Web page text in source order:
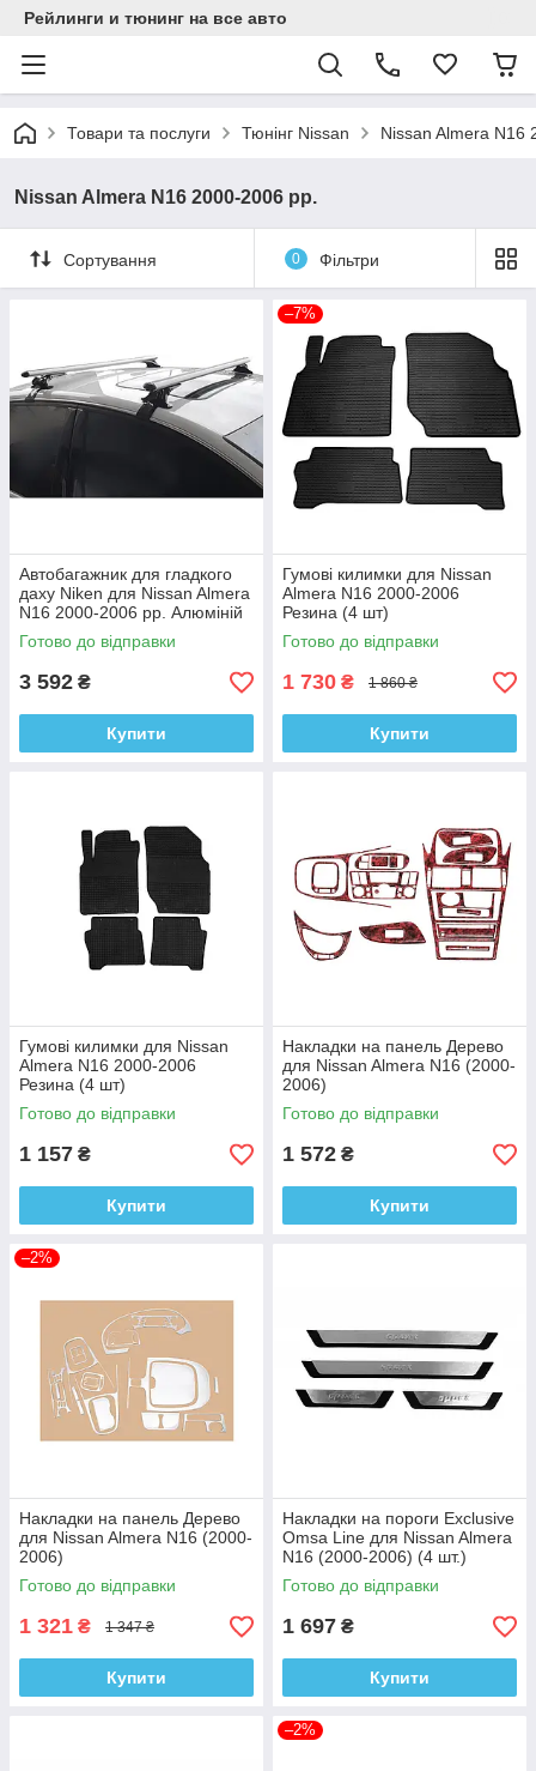
Рейлинги и тюнинг на все авто
Товари та послуги Тюнінг Nissan Nissan Almera N16
Nissan Almera N16 2000-2006 рр.
Сортування 0 Фільтри
Автобагажник для гладкого
даху Niken для Nissan Almera
N16 2000-2006 рр. Алюміній
+ пластик (пара)
Готово до відправки
3 592 ₴
Купити
–7%
Гумові килимки для Nissan
Almera N16 2000-2006
Резина (4 шт)
Готово до відправки
1 730 ₴ 1 860 ₴
Купити
Гумові килимки для Nissan
Almera N16 2000-2006
Резина (4 шт)
Готово до відправки
1 157 ₴
Купити
Накладки на панель Дерево
для Nissan Almera N16 (2000-
2006)
Готово до відправки
1 572 ₴
Купити
–2%
Накладки на панель Дерево
для Nissan Almera N16 (2000-
2006)
Готово до відправки
1 321 ₴ 1 347 ₴
Купити
Накладки на пороги Exclusive
Omsa Line для Nissan Almera
N16 (2000-2006) (4 шт.)
Готово до відправки
1 697 ₴
Купити
–2%